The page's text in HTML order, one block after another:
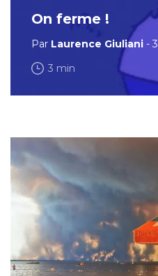
On ferme !
Par Laurence Giuliani -
3 min